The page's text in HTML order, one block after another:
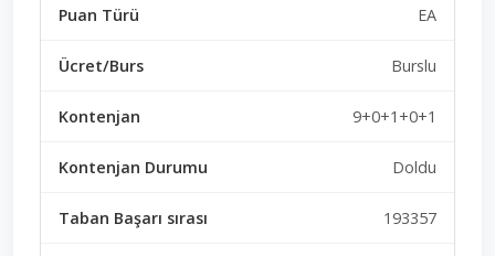
EA
Burslu
9+0+1+0+1
Doldu
193357